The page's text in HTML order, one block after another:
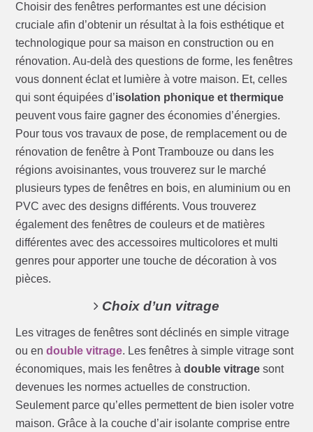
Choisir des fenêtres performantes est une décision
cruciale afin d’obtenir un résultat à la fois esthétique et
technologique pour sa maison en construction ou en
rénovation. Au-delà des questions de forme, les fenêtres
vous donnent éclat et lumière à votre maison. Et, celles
qui sont équipées d’isolation phonique et thermique
peuvent vous faire gagner des économies d’énergies.
Pour tous vos travaux de pose, de remplacement ou de
rénovation de fenêtre à Pont Trambouze ou dans les
régions avoisinantes, vous trouverez sur le marché
plusieurs types de fenêtres en bois, en aluminium ou en
PVC avec des designs différents. Vous trouverez
également des fenêtres de couleurs et de matières
différentes avec des accessoires multicolores et multi
genres pour apporter une touche de décoration à vos
pièces.
Choix d’un vitrage
Les vitrages de fenêtres sont déclinés en simple vitrage
ou endouble vitrage. Les fenêtres à simple vitrage sont
économiques, mais les fenêtres àdouble vitrage sont
devenues les normes actuelles de construction.
Seulement parce qu’elles permettent de bien isoler votre
maison. Grâce à la couche d’air isolante comprise entre